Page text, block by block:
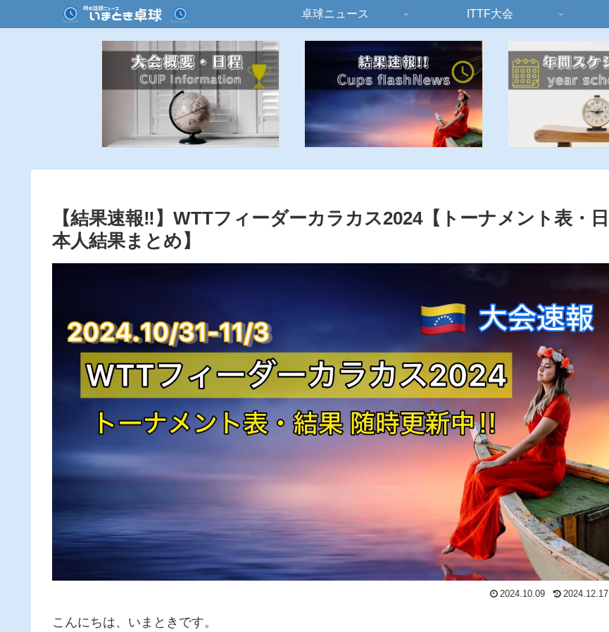
卓球ニュース ITTF大会
【結果速報‼︎】WTTフィーダーカラカス2024【トーナメント表・日
本人結果まとめ】
2024.10.09 2024.12.17
こんにちは、いまときです。